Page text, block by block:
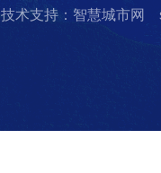
技术支持：智慧城市网